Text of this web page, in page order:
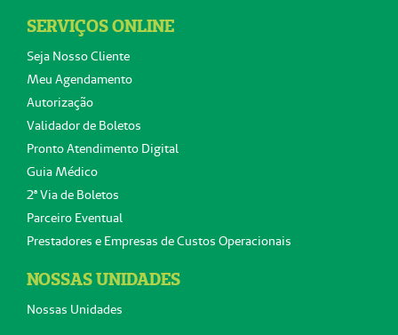
SERVIÇOS ONLINE
Seja Nosso Cliente
Meu Agendamento
Autorização
Validador de Boletos
Pronto Atendimento Digital
Guia Médico
2ª Via de Boletos
Parceiro Eventual
Prestadores e Empresas de Custos Operacionais
NOSSAS UNIDADES
Nossas Unidades